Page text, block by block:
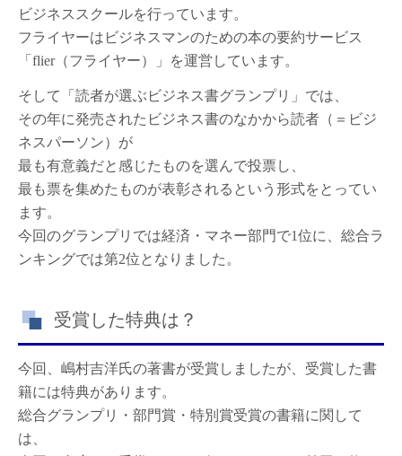
ビジネススクールを行っています。
フライヤーはビジネスマンのための本の要約サービス
「flier（フライヤー）」を運営しています。
そして「読者が選ぶビジネス書グランプリ」では、
その年に発売されたビジネス書のなかから読者（＝ビジ
ネスパーソン）が
最も有意義だと感じたものを選んで投票し、
最も票を集めたものが表彰されるという形式をとってい
ます。
今回のグランプリでは経済・マネー部門で1位に、総合ラ
ンキングでは第2位となりました。
受賞した特典は？
今回、嶋村吉洋氏の著書が受賞しましたが、受賞した書
籍には特典があります。
総合グランプリ・部門賞・特別賞受賞の書籍に関して
は、